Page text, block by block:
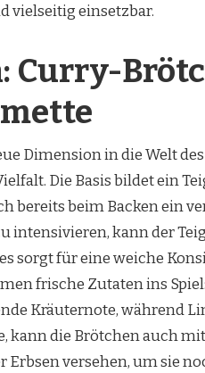
vielseitig einsetzbar.
Curry-
Dimension in die Welt
Die Basis bildet ein
bereits beim Backen ein
intensivieren, kann der
sorgt für eine weiche
frische Zutaten ins
Kräuternote, während
kann die Brötchen auch
versehen, um sie